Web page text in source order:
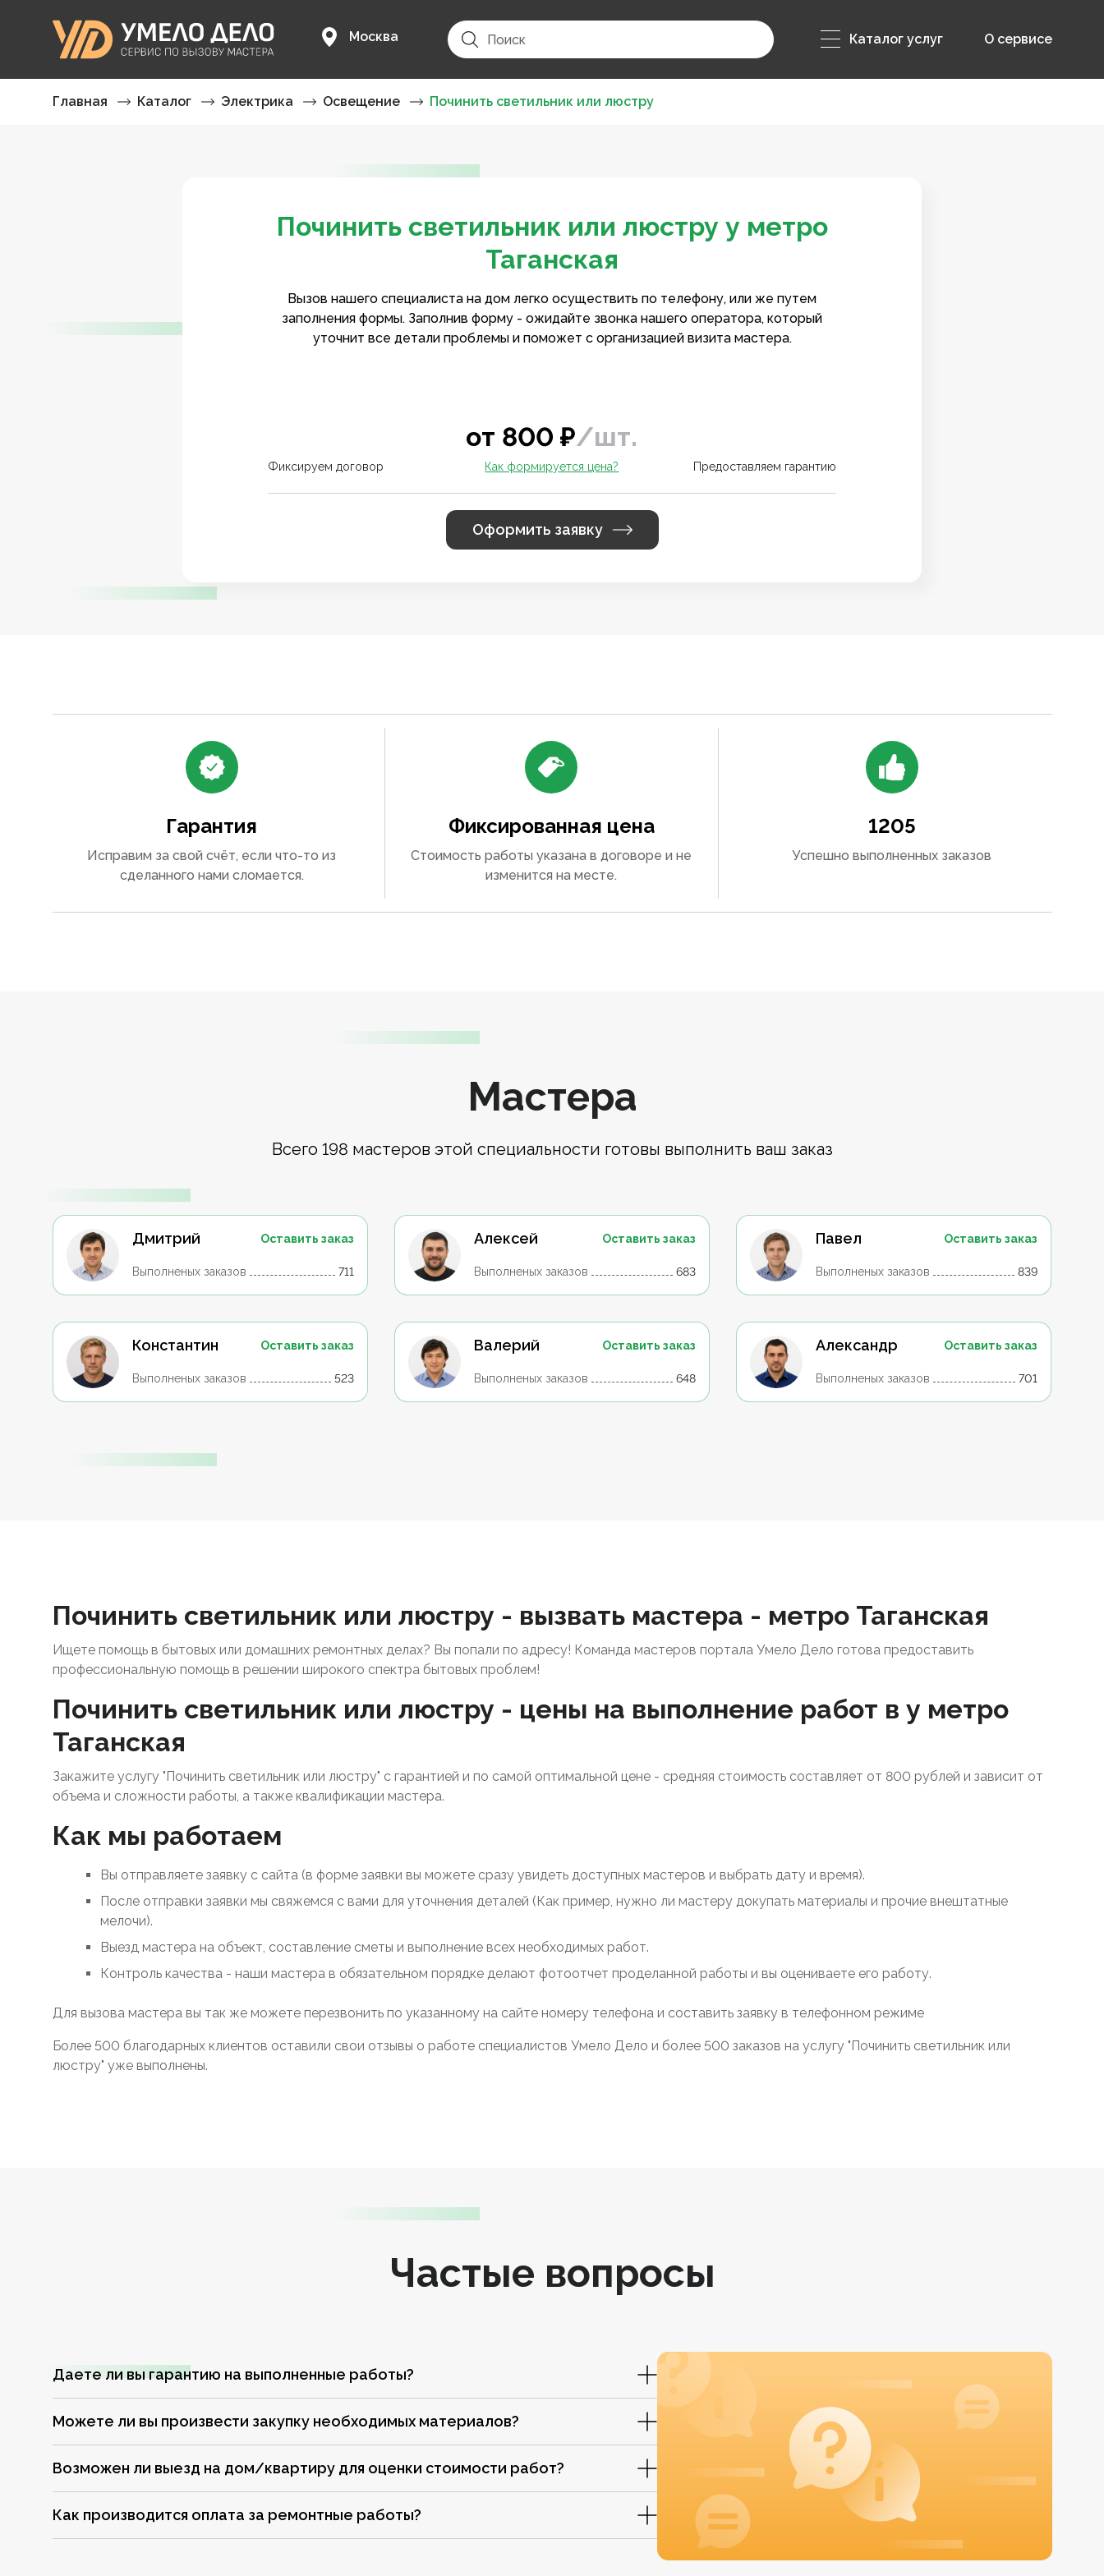
Москва Каталог услуг О сервисе
Главная Каталог Электрика Освещение Починить светильник или люстру
Починить светильник или люстру у метро
Таганская
Вызов нашего специалиста на дом легко осуществить по телефону, или же путем
заполнения формы. Заполнив форму - ожидайте звонка нашего оператора, который
уточнит все детали проблемы и поможет с организацией визита мастера.
от 800 ₽/шт.
Фиксируем договор Как формируется цена? Предоставляем гарантию
Оформить заявку
Гарантия
Исправим за свой счёт, если что-то из
сделанного нами сломается.
Фиксированная цена
Стоимость работы указана в договоре и не
изменится на месте.
1205
Успешно выполненных заказов
Мастера
Всего 198 мастеров этой специальности готовы выполнить ваш заказ
Дмитрий Оставить заказ
Выполненых заказов 711
Алексей Оставить заказ
Выполненых заказов 683
Павел Оставить заказ
Выполненых заказов 839
Константин Оставить заказ
Выполненых заказов 523
Валерий Оставить заказ
Выполненых заказов 648
Александр Оставить заказ
Выполненых заказов 701
Починить светильник или люстру - вызвать мастера - метро Таганская
Ищете помощь в бытовых или домашних ремонтных делах? Вы попали по адресу! Команда мастеров портала Умело Дело готова предоставить
профессиональную помощь в решении широкого спектра бытовых проблем!
Починить светильник или люстру - цены на выполнение работ в у метро
Таганская
Закажите услугу "Починить светильник или люстру" с гарантией и по самой оптимальной цене - средняя стоимость составляет от 800 рублей и зависит от
объема и сложности работы, а также квалификации мастера.
Как мы работаем
Вы отправляете заявку с сайта (в форме заявки вы можете сразу увидеть доступных мастеров и выбрать дату и время).
После отправки заявки мы свяжемся с вами для уточнения деталей (Как пример, нужно ли мастеру докупать материалы и прочие внештатные
мелочи).
Выезд мастера на объект, составление сметы и выполнение всех необходимых работ.
Контроль качества - наши мастера в обязательном порядке делают фотоотчет проделанной работы и вы оцениваете его работу.
Для вызова мастера вы так же можете перезвонить по указанному на сайте номеру телефона и составить заявку в телефонном режиме
Более 500 благодарных клиентов оставили свои отзывы о работе специалистов Умело Дело и более 500 заказов на услугу "Починить светильник или
люстру" уже выполнены.
Частые вопросы
Даете ли вы гарантию на выполненные работы?
Можете ли вы произвести закупку необходимых материалов?
Возможен ли выезд на дом/квартиру для оценки стоимости работ?
Как производится оплата за ремонтные работы?